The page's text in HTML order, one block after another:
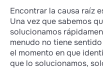
Encontrar la causa raíz
Una vez que sabemos
solucionamos
menudo no tiene
el momento en que
que lo solucionamos,